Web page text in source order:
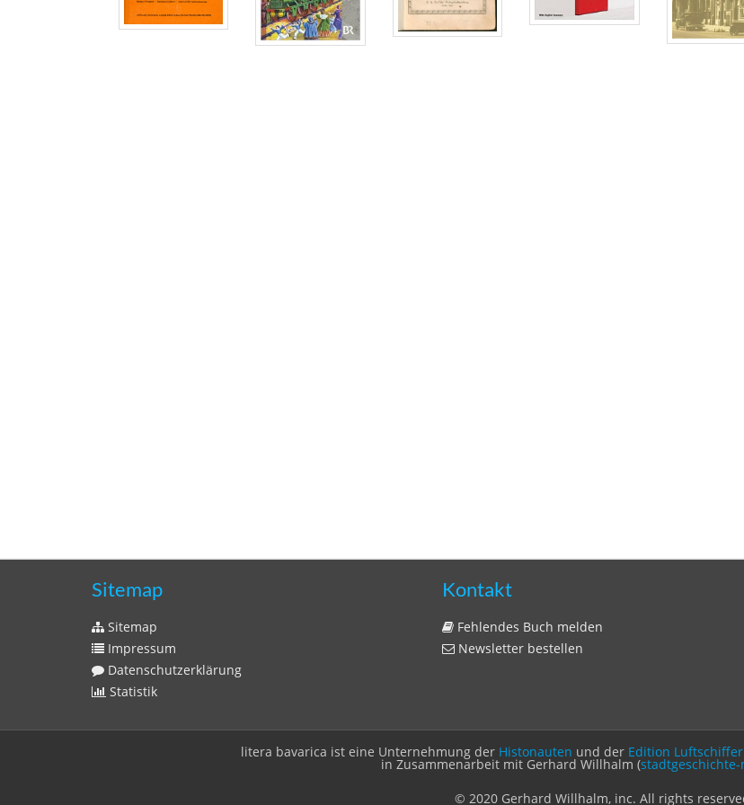
Sitemap
Sitemap
Impressum
Datenschutzerklärung
Statistik
Kontakt
Fehlendes Buch melden
Newsletter bestellen
litera bavarica ist eine Unternehmung der Histonauten und der Edition Luftschiffer
in Zusammenarbeit mit Gerhard Willhalm (
© 2020 Gerhard Willhalm, inc. All rights